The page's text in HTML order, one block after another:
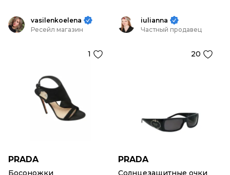
vasilenkoelena
Ресейл магазин
1
PRADA
Босоножки
iulianna
Частный продавец
20
PRADA
Солнцезащитные очки